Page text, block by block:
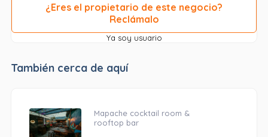
¿Eres el propietario de este negocio?
Reclámalo
Ya soy usuario
También cerca de aquí
Mapache cocktail room &
rooftop bar